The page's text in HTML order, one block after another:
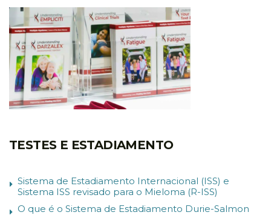
TESTES E ESTADIAMENTO
Sistema de Estadiamento Internacional (ISS) e
Sistema ISS revisado para o Mieloma (R-ISS)
O que é o Sistema de Estadiamento Durie-Salmon